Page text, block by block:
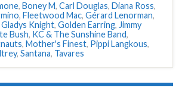
, Boney M, Carl Douglas, Diana Ross,
, Fleetwood Mac, Gérard Lenorman,
Gladys Knight, Golden Earring, Jimmy
Bush, KC & The Sunshine Band,
, Mother's Finest, Pippi Langkous,
, Santana, Tavares